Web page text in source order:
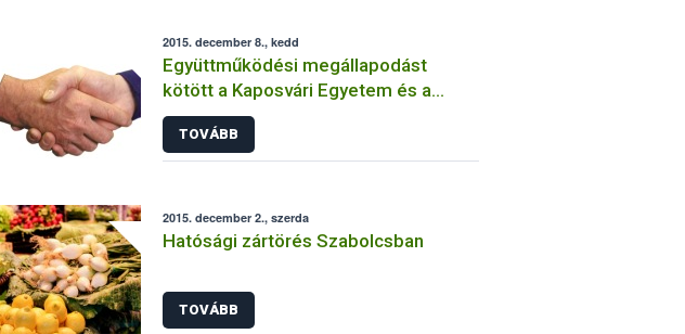
2015. december 8., kedd
Együttműködési megállapodást
kötött a Kaposvári Egyetem és a
NÉBIH
TOVÁBB
2015. december 2., szerda
Hatósági zártörés Szabolcsban
TOVÁBB